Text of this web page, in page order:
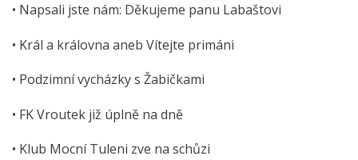
• Napsali jste nám: Děkujeme panu Labaštovi
• Král a královna aneb Vítejte primáni
• Podzimní vycházky s Žabičkami
• FK Vroutek již úplně na dně
• Klub Mocní Tuleni zve na schůzi